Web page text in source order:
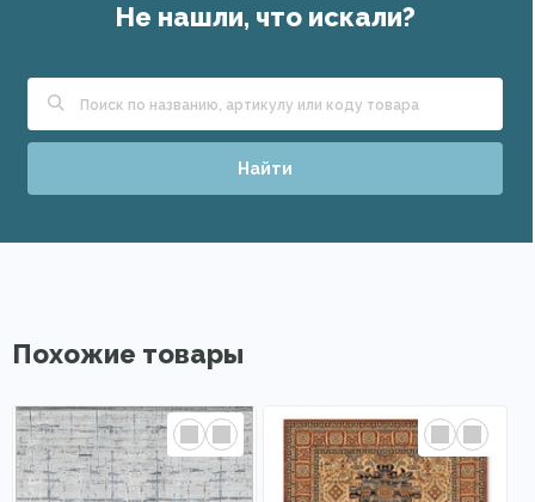
Не нашли, что искали?
Найти
Похожие товары